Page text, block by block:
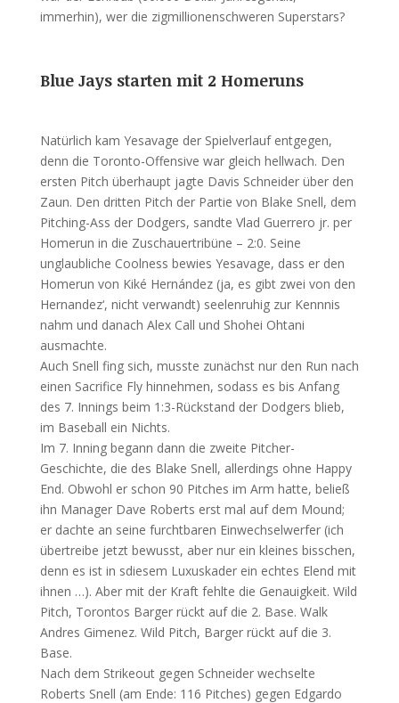
immerhin), wer die zigmillionenschweren Superstars?
Blue Jays starten mit 2 Homeruns
Natürlich kam Yesavage der Spielverlauf entgegen,
denn die Toronto-Offensive war gleich hellwach. Den
ersten Pitch überhaupt jagte Davis Schneider über den
Zaun. Den dritten Pitch der Partie von Blake Snell, dem
Pitching-Ass der Dodgers, sandte Vlad Guerrero jr. per
Homerun in die Zuschauertribüne – 2:0. Seine
unglaubliche Coolness bewies Yesavage, dass er den
Homerun von Kiké Hernández (ja, es gibt zwei von den
Hernandez‘, nicht verwandt) seelenruhig zur Kennnis
nahm und danach Alex Call und Shohei Ohtani
ausmachte.
Auch Snell fing sich, musste zunächst nur den Run nach
einen Sacrifice Fly hinnehmen, sodass es bis Anfang
des 7. Innings beim 1:3-Rückstand der Dodgers blieb,
im Baseball ein Nichts.
Im 7. Inning begann dann die zweite Pitcher-
Geschichte, die des Blake Snell, allerdings ohne Happy
End. Obwohl er schon 90 Pitches im Arm hatte, beließ
ihn Manager Dave Roberts erst mal auf dem Mound;
er dachte an seine furchtbaren Einwechselwerfer (ich
übertreibe jetzt bewusst, aber nur ein kleines bisschen,
denn es ist in sdiesem Luxuskader ein echtes Elend mit
ihnen …). Aber mit der Kraft fehlte die Genauigkeit. Wild
Pitch, Torontos Barger rückt auf die 2. Base. Walk
Andres Gimenez. Wild Pitch, Barger rückt auf die 3.
Base.
Nach dem Strikeout gegen Schneider wechselte
Roberts Snell (am Ende: 116 Pitches) gegen Edgardo